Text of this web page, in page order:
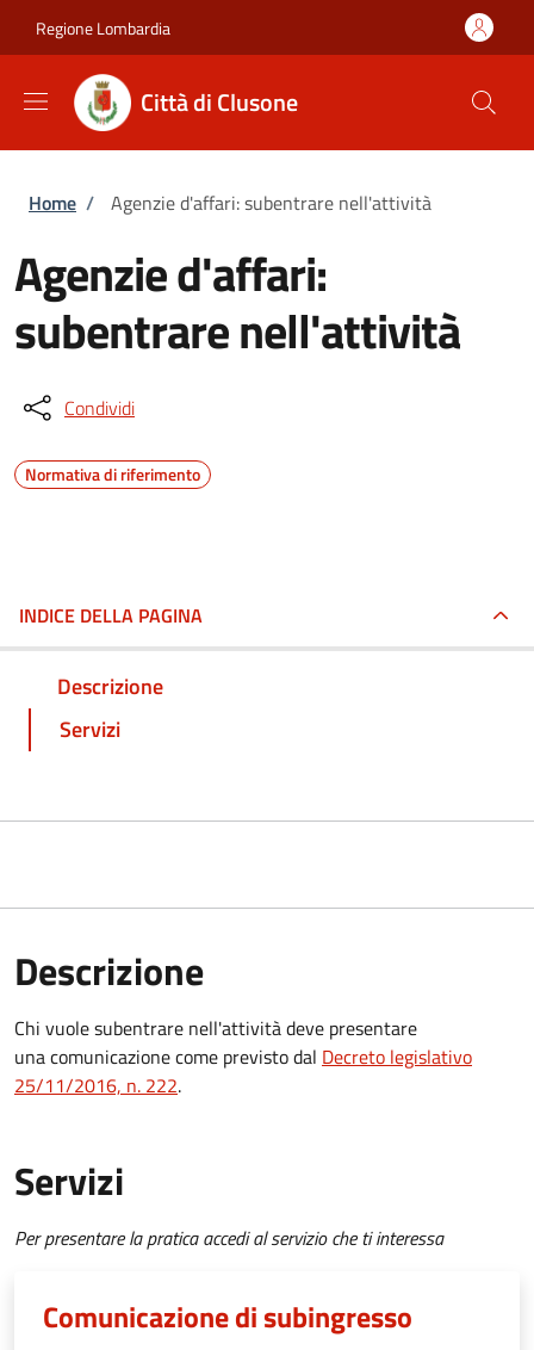
Regione Lombardia
Città di Clusone
Briciole di pane
Home / Agenzie d'affari: subentrare nell'attività
Agenzie d'affari:
subentrare nell'attività
Condividi
Normativa di riferimento
INDICE DELLA PAGINA
Descrizione
Servizi
Descrizione
Chi vuole subentrare nell'attività deve presentare
una comunicazionecome previsto dal Decreto legislativo
25/11/2016, n. 222.
Servizi
Per presentare la pratica accedi al servizio che ti interessa
Comunicazione di subingresso